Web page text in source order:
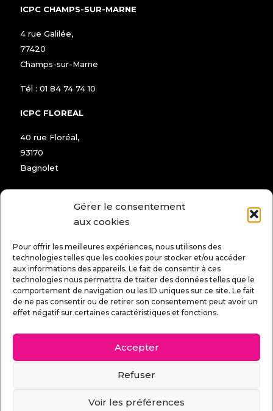
Gérer le consentement
aux cookies
Pour offrir les meilleures expériences, nous utilisons des
technologies telles que les cookies pour stocker et/ou accéder
aux informations des appareils. Le fait de consentir à ces
technologies nous permettra de traiter des données telles que le
comportement de navigation ou les ID uniques sur ce site. Le fait
de ne pas consentir ou de retirer son consentement peut avoir un
effet négatif sur certaines caractéristiques et fonctions.
Accepter
Refuser
Voir les préférences
ICPC CHAMPS-SUR-MARNE
4 rue Galilée,
77420
Champs-sur-Marne
Tél : 01 84 74 74 10
ICPC FLOREAL
40 rue Floréal,
93170
Bagnolet
Tél :01 48 97 72 04
93100
Montreuil
Tél :01 73 19 68 00
Protection de la vie privée–